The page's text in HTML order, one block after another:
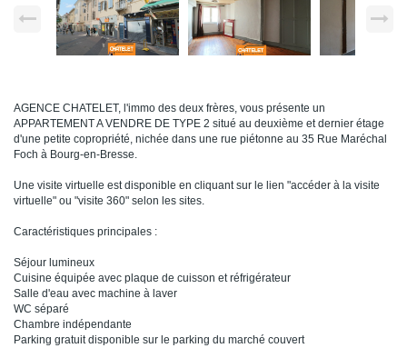
AGENCE CHATELET, l'immo des deux frères, vous présente un
APPARTEMENT A VENDRE DE TYPE 2 situé au deuxième et dernier étage
d'une petite copropriété, nichée dans une rue piétonne au 35 Rue Maréchal
Foch à Bourg-en-Bresse.
Une visite virtuelle est disponible en cliquant sur le lien "accéder à la visite
virtuelle" ou "visite 360" selon les sites.
Caractéristiques principales :
Séjour lumineux
Cuisine équipée avec plaque de cuisson et réfrigérateur
Salle d'eau avec machine à laver
WC séparé
Chambre indépendante
Parking gratuit disponible sur le parking du marché couvert